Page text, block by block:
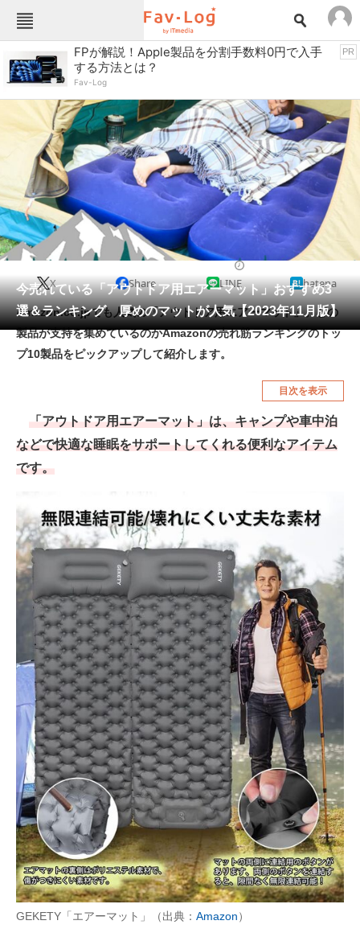
Fav-Logカテゴリー一覧
TOP
インテリア・収納 おもちゃ・ホビー
カメラ キッチン家電
キッチン用品 ゲーム
コンテンツ・サービス スイーツ・お菓子
スポーツ・レジャー スマホ・携帯電話
パソコン・タブレット ファッション
ペット 家電
工具・DIY 本・DVD・CD
生活家電 生活用品
腕時計 車・バイク
釣り具・釣り用品 食品・飲料・お酒
食器・グラス・カトラリー
メディア
注目記事を集めた総合ページ
ITの今と未来を見通す
スマホと通信の最新トレンド
進化するPCとデバイスの未来
好きが集まる 比べて選べる
ビジネスと働き方のヒント
AI活用のいまが分かる
企業ITのトレンドを詳説
経営リーダーのコミュニティ
マーケ×ITの今がよく分かる
ITエンジニア向け専門サイト
FPが解説！Apple製品を分割手数料0円で入手
する方法とは？
Fav-Log
PR
今売れている「アウトドア用エアーマット」おすすめ3
選＆ランキング 厚めのマットが人気【2023年11月版】
X Share LINE hatena
Amazon.co.jpでも人気の「アウトドア用エアーマット」。どの
製品が支持を集めているのかAmazonの売れ筋ランキングのトッ
プ10製品をピックアップして紹介します。
目次を表示
「アウトドア用エアーマット」は、キャンプや車中泊
などで快適な睡眠をサポートしてくれる便利なアイテム
です。
GEKETY「エアーマット」（出典： Amazon）